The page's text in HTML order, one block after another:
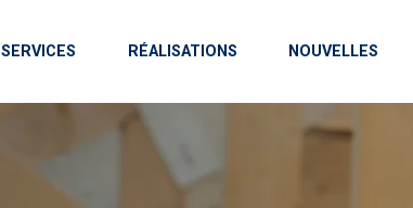
SERVICES RÉALISATIONS NOUVELLES